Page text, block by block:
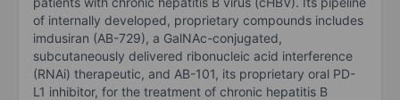
of internally developed, proprietary compounds includes
imdusiran (AB-729), a GalNAc-conjugated,
subcutaneously delivered ribonucleic acid interference
(RNAi) therapeutic, and AB-101, its proprietary oral PD-
L1 inhibitor, for the treatment of chronic hepatitis B